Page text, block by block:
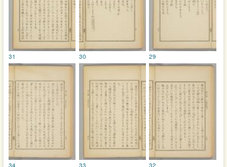
29
30
31
32
33
34